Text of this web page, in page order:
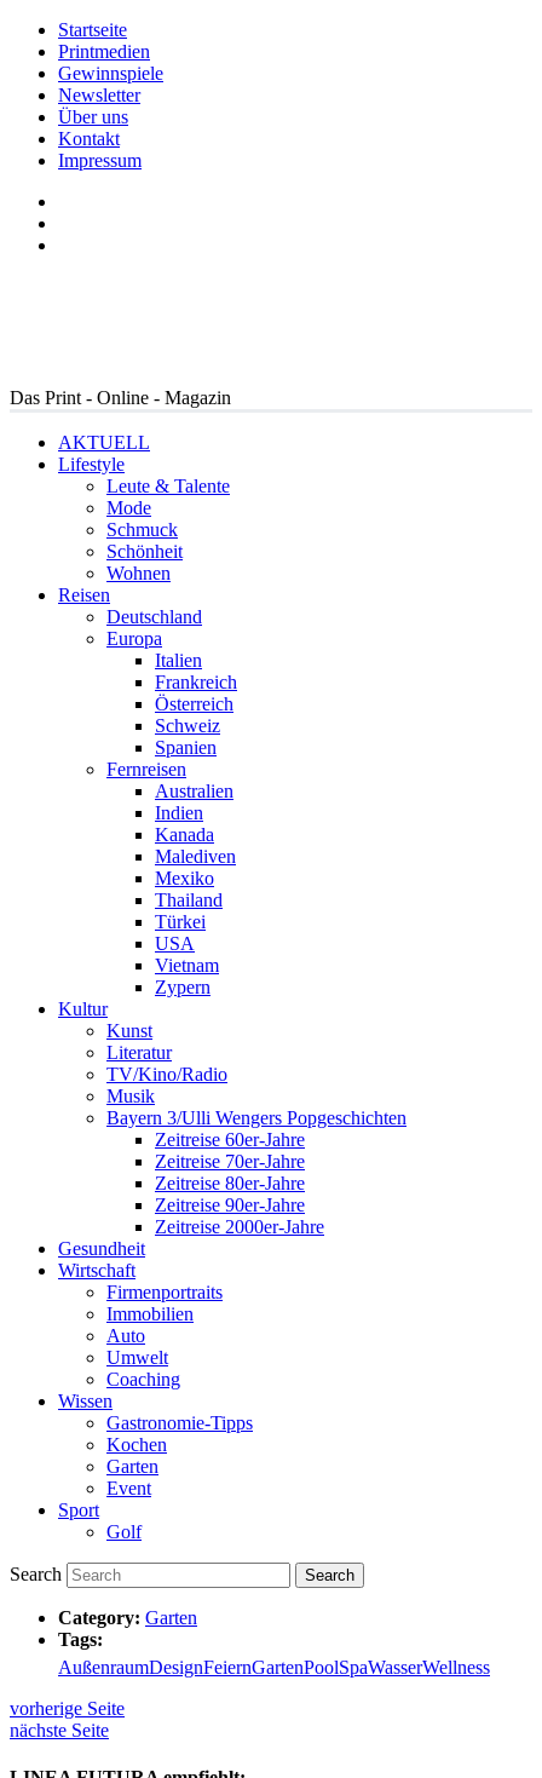
Startseite
Printmedien
Gewinnspiele
Newsletter
Über uns
Kontakt
Impressum
Das Print - Online - Magazin
AKTUELL
Lifestyle
Leute & Talente
Mode
Schmuck
Schönheit
Wohnen
Reisen
Deutschland
Europa
Italien
Frankreich
Österreich
Schweiz
Spanien
Fernreisen
Australien
Indien
Kanada
Malediven
Mexiko
Thailand
Türkei
USA
Vietnam
Zypern
Kultur
Kunst
Literatur
TV/Kino/Radio
Musik
Bayern 3/Ulli Wengers Popgeschichten
Zeitreise 60er-Jahre
Zeitreise 70er-Jahre
Zeitreise 80er-Jahre
Zeitreise 90er-Jahre
Zeitreise 2000er-Jahre
Gesundheit
Wirtschaft
Firmenportraits
Immobilien
Auto
Umwelt
Coaching
Wissen
Gastronomie-Tipps
Kochen
Garten
Event
Sport
Golf
Search
Category: Garten
Tags:
AußenraumDesignFeiernGartenPoolSpaWasserWellness
vorherige Seite
nächste Seite